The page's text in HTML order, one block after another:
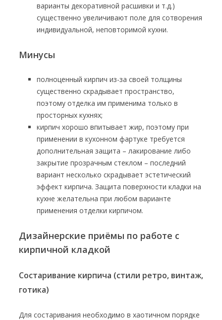
варианты декоративной расшивки и т.д.)
существенно увеличивают поле для сотворения
индивидуальной, неповторимой кухни.
Минусы
полноценный кирпич из-за своей толщины
существенно скрадывает пространство,
поэтому отделка им применима только в
просторных кухнях;
кирпич хорошо впитывает жир, поэтому при
применении в кухонном фартуке требуется
дополнительная защита – лакирование либо
закрытие прозрачным стеклом – последний
вариант несколько скрадывает эстетический
эффект кирпича. Защита поверхности кладки на
кухне желательна при любом варианте
применения отделки кирпичом.
Дизайнерские приёмы по работе с
кирпичной кладкой
Состаривание кирпича (стили ретро, винтаж,
готика)
Для состаривания необходимо в хаотичном порядке